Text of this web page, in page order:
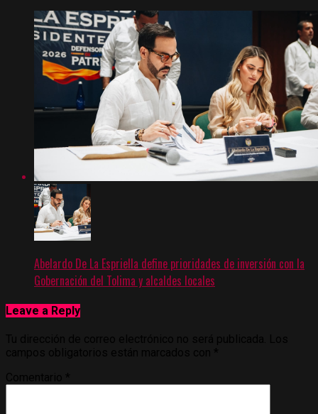
Abelardo De La Espriella define prioridades de inversión con la
Gobernación del Tolima y alcaldes locales
Leave a Reply